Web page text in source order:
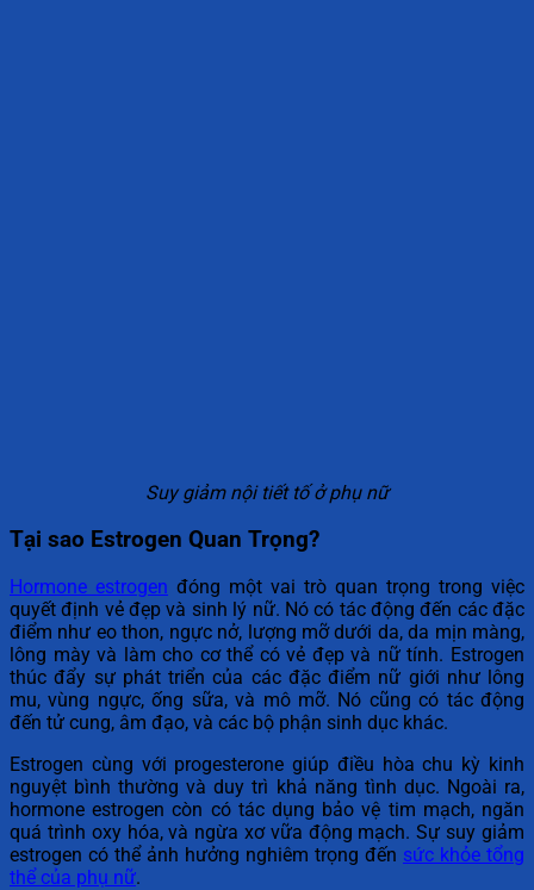
Suy giảm nội tiết tố ở phụ nữ
Tại sao Estrogen Quan Trọng?
Hormone estrogen đóng một vai trò quan trọng trong việc
quyết định vẻ đẹp và sinh lý nữ. Nó có tác động đến các đặc
điểm như eo thon, ngực nở, lượng mỡ dưới da, da mịn màng,
lông mày và làm cho cơ thể có vẻ đẹp và nữ tính. Estrogen
thúc đẩy sự phát triển của các đặc điểm nữ giới như lông
mu, vùng ngực, ống sữa, và mô mỡ. Nó cũng có tác động
đến tử cung, âm đạo, và các bộ phận sinh dục khác.
Estrogen cùng với progesterone giúp điều hòa chu kỳ kinh
nguyệt bình thường và duy trì khả năng tình dục. Ngoài ra,
hormone estrogen còn có tác dụng bảo vệ tim mạch, ngăn
quá trình oxy hóa, và ngừa xơ vữa động mạch. Sự suy giảm
estrogen có thể ảnh hưởng nghiêm trọng đến sức khỏe tổng
thể của phụ nữ.